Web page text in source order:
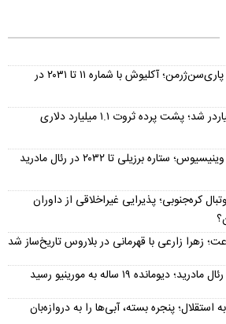
خرید ۵۰ میلیون یورویی پاری‌سن‌ژرمن؛ آکلیوش با شماره ۱۱ تا ۲۰۳۱ در
فوربس: لیونل مسی میلیاردر شد؛ پشت پرده ثروت ۱.۱ میلیارد دلاری
پایان شوک اینستاگرامی وینیسیوس؛ ستاره برزیلی تا ۲۰۳۲ در رئال مادرید
کره‌جنوبی؛ پذیرایی غیراخلاقی از داوران
زهرا زارعی با قهرمانی در بلاروس تاریخ‌ساز شد
پنجره بسته، آبی‌ها را به دروازه‌بان